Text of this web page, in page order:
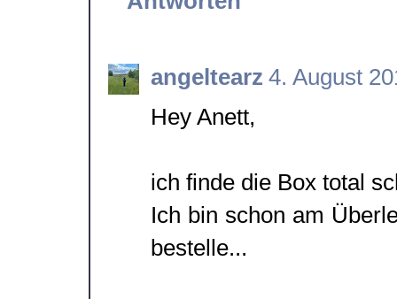
angeltearz 4. August
Hey Anett,
ich finde die Box total
Ich bin schon am
bestelle...